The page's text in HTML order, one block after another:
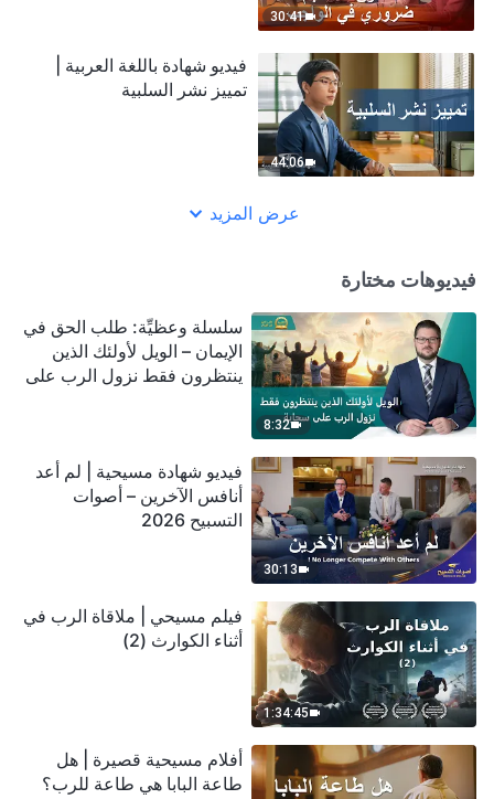
30:41
44:06
فيديو شهادة باللغة العربية |
تمييز نشر السلبية
عرض المزيد
فيديوهات مختارة
8:32
سلسلة وعظيِّة: طلب الحق في
الإيمان – الويل لأولئك الذين
ينتظرون فقط نزول الرب على
30:13
فيديو شهادة مسيحية | لم أعد
أنافس الآخرين – أصوات
التسبيح 2026
1:34:45
فيلم مسيحي | ملاقاة الرب في
أثناء الكوارث (2)
أفلام مسيحية قصيرة | هل
طاعة البابا هي طاعة للرب؟